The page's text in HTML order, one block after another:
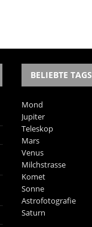
BELIEBTE TAGS
Mond
Jupiter
Teleskop
Mars
Venus
Milchstrasse
Komet
Sonne
Astrofotografie
Saturn